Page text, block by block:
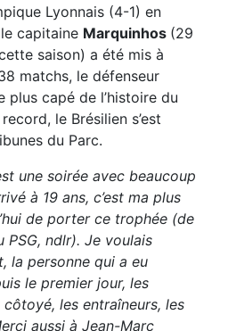
Lyonnais (4-1) en
capitaine Marquinhos (29
saison) a été mis à
matchs, le défenseur
plus capé de l’histoire du
le Brésilien s’est
du Parc.
une soirée avec beaucoup
à 19 ans, c’est ma plus
de porter ce trophée (de
PSG, ndlr). Je voulais
la personne qui a eu
le premier jour, les
les entraîneurs, les
aussi à Jean-Marc